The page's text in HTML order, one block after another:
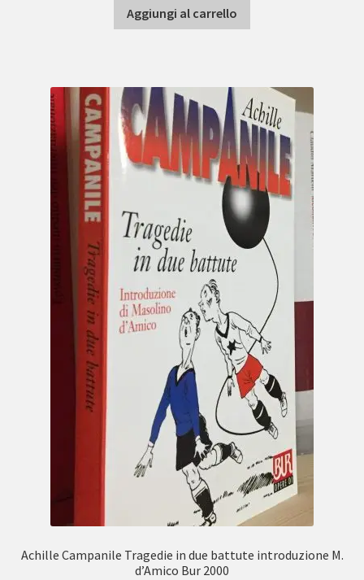
Aggiungi al carrello
Achille Campanile Tragedie in due battute introduzione M.
d’Amico Bur 2000